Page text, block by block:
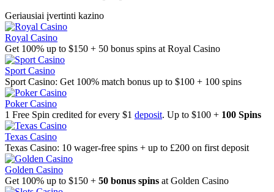
Geriausiai įvertinti kazino
Royal Casino
Get 100% up to $150 + 50 bonus spins at Royal Casino
Sport Casino
Sport Casino: Get 100% match bonus up to $100 + 100 spins
Poker Casino
1 Free Spin credited for every $1 deposit. Up to $100 + 100 Spins
Texas Casino
Texas Casino: 10 wager-free spins + up to £200 on first deposit
Golden Casino
Get 100% up to $150 + 50 bonus spins at Golden Casino